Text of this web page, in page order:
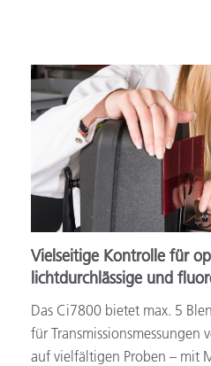
Vielseitige Kontrolle für
lichtdurchlässige und
Das Ci7800 bietet max. 5
für Transmissionsmessungen
auf vielfältigen Proben – mit